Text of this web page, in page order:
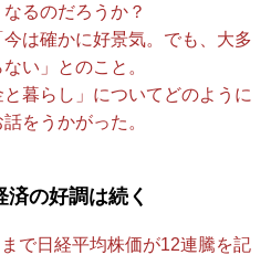
るのだろうか？
は確かに好景気。でも、大多
い」とのこと。
暮らし」についてどのように
をうかがった。
の好調は続く
で日経平均株価が12連騰を記